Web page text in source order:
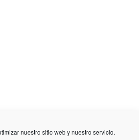
nuestro sitio web y nuestro servicio.